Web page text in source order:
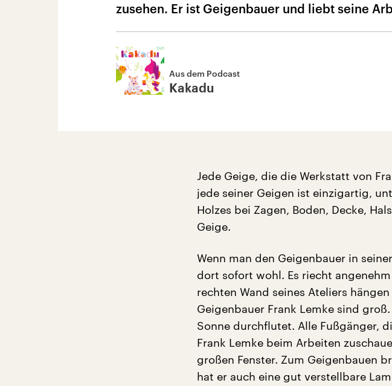
zusehen. Er ist Geigenbauer und liebt seine
Aus dem Podcast
Kakadu
Jede Geige, die die Werkstatt von
jede seiner Geigen ist einzigartig,
Holzes bei Zagen, Boden, Decke,
Geige.
Wenn man den Geigenbauer in
dort sofort wohl. Es riecht
rechten Wand seines Ateliers
Geigenbauer Frank Lemke sind
Sonne durchflutet. Alle Fußgänger,
Frank Lemke beim Arbeiten
großen Fenster. Zum Geigenbauen
hat er auch eine gut verstellbare